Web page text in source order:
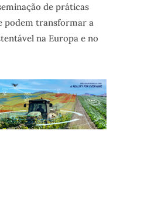
de práticas
podem transformar a
na Europa e no